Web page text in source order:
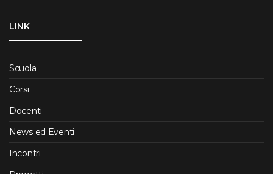
LINK
Scuola
Corsi
Docenti
News ed Eventi
Incontri